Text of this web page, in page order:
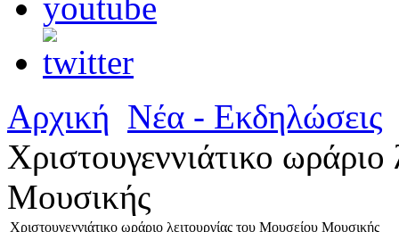
Αρχική Νέα - Εκδηλώσεις
Χριστουγεννιάτικο
Μουσικής
Χριστουγεννιάτικο ωράριο λειτουργίας του Μουσείου Μουσικής